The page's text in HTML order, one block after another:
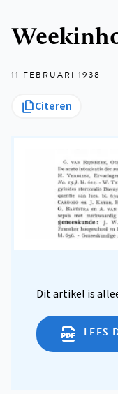
11 FEBRUARI 1938
Citeren
Dit artikel is
LEES